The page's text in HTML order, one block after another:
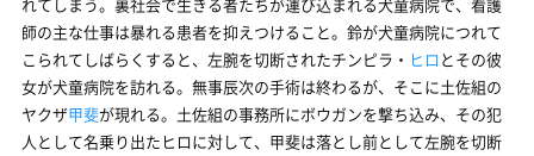
師の主な仕事は暴れる患者を抑えつけること。鈴が犬童病院につれて
こられてしばらくすると、左腕を切断されたチンピラ・ ヒロとその彼
女が犬童病院を訪れる。無事辰次の手術は終わるが、そこに土佐組の
ヤクザ甲斐が現れる。土佐組の事務所にボウガンを撃ち込み、その犯
人として名乗り出たヒロに対して、甲斐は落とし前として左腕を切断